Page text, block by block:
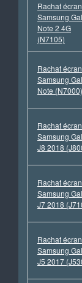
Rachat écran
Samsung
Note 2 4G
(N7105)
Rachat écran
Samsung
Note (N7000)
Rachat écran
Samsung
J8 2018
Rachat écran
Samsung
J7 2018
Rachat écran
Samsung
J5 2017